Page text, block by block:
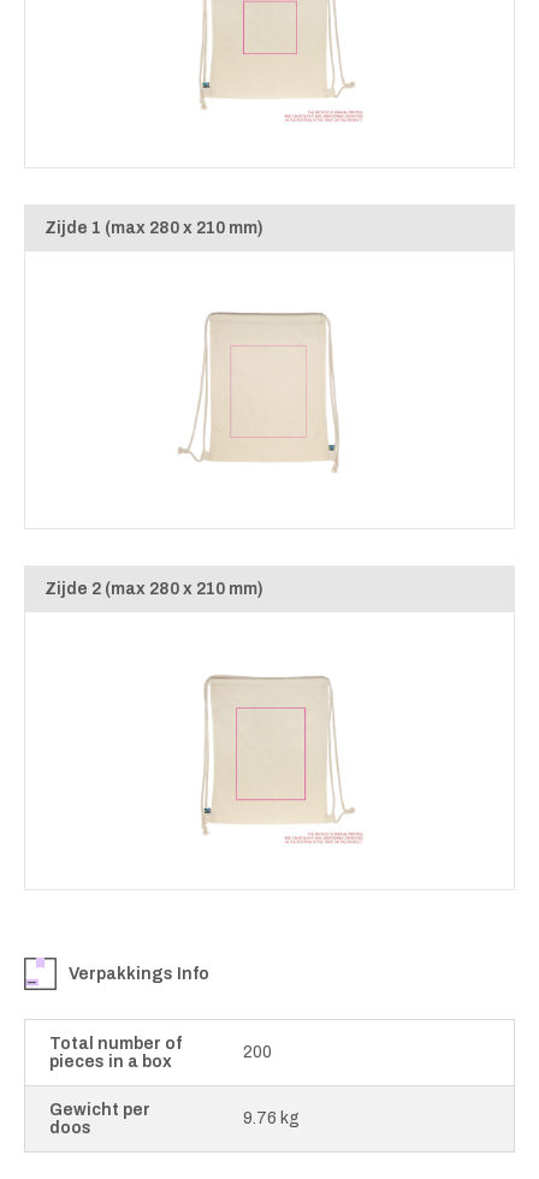
Zijde 1 (max 280 x 210 mm)
Zijde 2 (max 280 x 210 mm)
Verpakkings Info
Total number of
pieces in a box
200
Gewicht per
doos
9.76 kg